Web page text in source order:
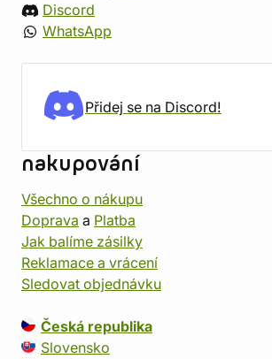
Discord
WhatsApp
Přidej se na Discord!
nakupování
Všechno o nákupu
Doprava a Platba
Jak balíme zásilky
Reklamace a vrácení
Sledovat objednávku
Česká republika
Slovensko